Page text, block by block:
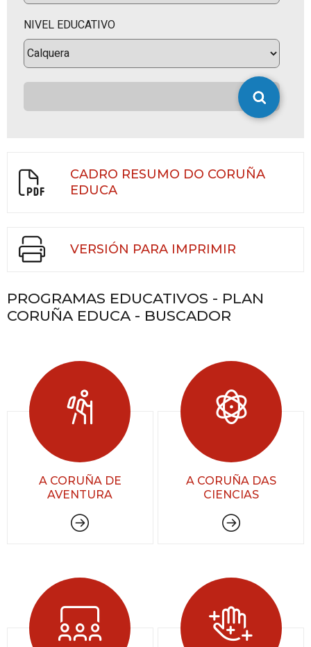
NIVEL EDUCATIVO
CADRO RESUMO DO CORUÑA
EDUCA
VERSIÓN PARA IMPRIMIR
PROGRAMAS EDUCATIVOS - PLAN
CORUÑA EDUCA - BUSCADOR
A CORUÑA DE
AVENTURA
A CORUÑA DAS
CIENCIAS